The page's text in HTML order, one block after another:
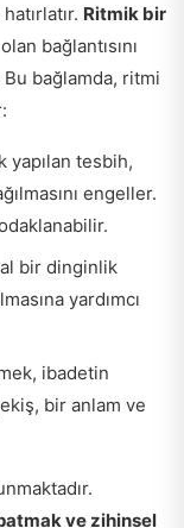
Ritmik bir
bağlantısını
bağlamda, ritmi
yapılan tesbih,
engeller.
bir dinginlik
yardımcı
ibadetin
bir anlam ve
ve zihinsel